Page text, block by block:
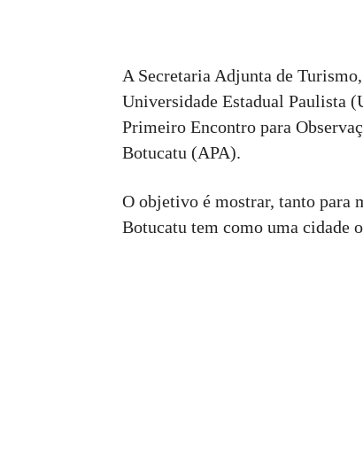
A Secretaria Adjunta de
Universidade Estadual Paulista
Primeiro Encontro para
Botucatu (APA).
O objetivo é mostrar, tanto para
Botucatu tem como uma cidade